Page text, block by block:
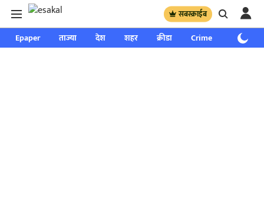
सबस्क्राईब
Epaper ताज्या देश शहर क्रीडा Crime साप्ताहिक